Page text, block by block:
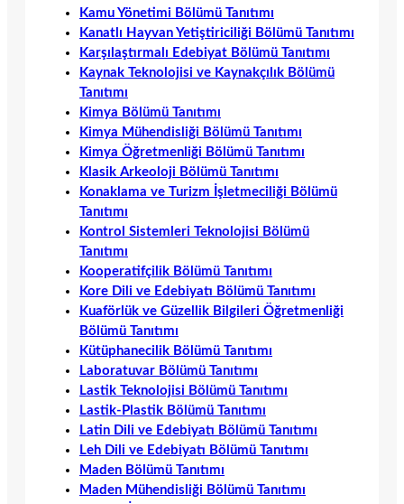
Kamu Yönetimi Bölümü Tanıtımı
Kanatlı Hayvan Yetiştiriciliği Bölümü Tanıtımı
Karşılaştırmalı Edebiyat Bölümü Tanıtımı
Kaynak Teknolojisi ve Kaynakçılık Bölümü
Tanıtımı
Kimya Bölümü Tanıtımı
Kimya Mühendisliği Bölümü Tanıtımı
Kimya Öğretmenliği Bölümü Tanıtımı
Klasik Arkeoloji Bölümü Tanıtımı
Konaklama ve Turizm İşletmeciliği Bölümü
Tanıtımı
Kontrol Sistemleri Teknolojisi Bölümü
Tanıtımı
Kooperatifçilik Bölümü Tanıtımı
Kore Dili ve Edebiyatı Bölümü Tanıtımı
Kuaförlük ve Güzellik Bilgileri Öğretmenliği
Bölümü Tanıtımı
Kütüphanecilik Bölümü Tanıtımı
Laboratuvar Bölümü Tanıtımı
Lastik Teknolojisi Bölümü Tanıtımı
Lastik-Plastik Bölümü Tanıtımı
Latin Dili ve Edebiyatı Bölümü Tanıtımı
Leh Dili ve Edebiyatı Bölümü Tanıtımı
Maden Bölümü Tanıtımı
Maden Mühendisliği Bölümü Tanıtımı